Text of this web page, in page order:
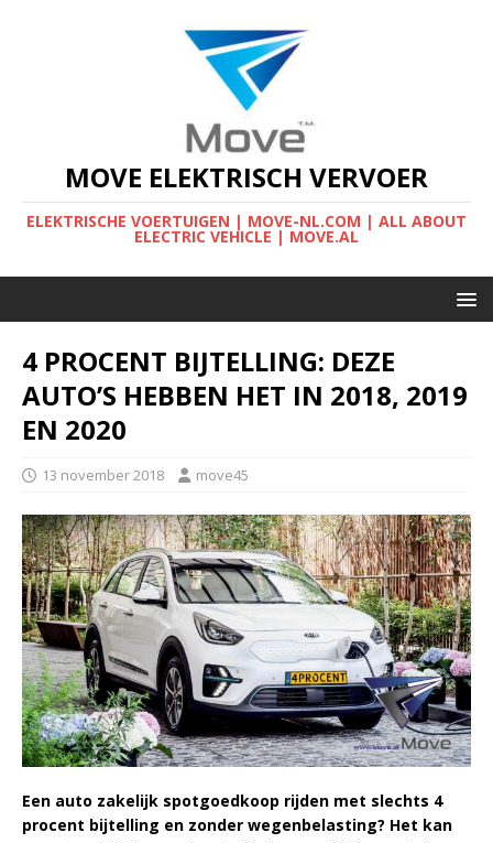
MOVE ELEKTRISCH VERVOER
ELEKTRISCHE VOERTUIGEN | MOVE-NL.COM | ALL ABOUT
ELECTRIC VEHICLE | MOVE.AL
4 PROCENT BIJTELLING: DEZE
AUTO’S HEBBEN HET IN 2018, 2019
EN 2020
13 november 2018 move45
Een auto zakelijk spotgoedkoop rijden met slechts 4
procent bijtelling en zonder wegenbelasting? Het kan